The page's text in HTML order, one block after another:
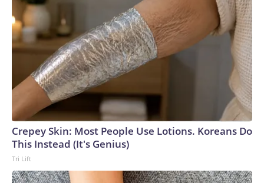
Crepey Skin: Most People Use Lotions. Koreans Do
This Instead (It's Genius)
Tri Lift